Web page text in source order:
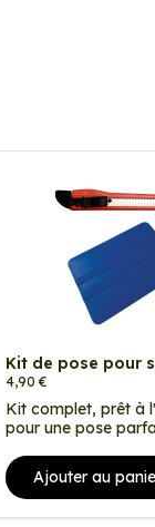
Kit de pose pour
4,90 €
Kit complet, prêt à
pour une pose
Ajouter au